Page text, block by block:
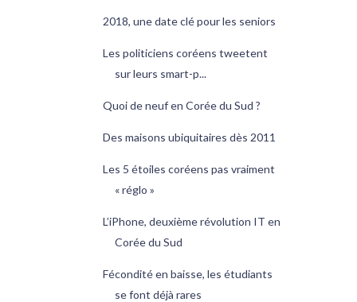
2018, une date clé pour les seniors
Les politiciens coréens tweetent
sur leurs smart-p...
Quoi de neuf en Corée du Sud ?
Des maisons ubiquitaires dès 2011
Les 5 étoiles coréens pas vraiment
« réglo »
L’iPhone, deuxième révolution IT en
Corée du Sud
Fécondité en baisse, les étudiants
se font déjà rares